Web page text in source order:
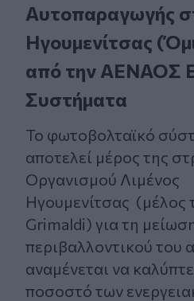
Αυτοπαραγωγής
Ηγουμενίτσας
από την ΑΕΝΑΟΣ
Συστήματα
Το φωτοβολταϊκό
αποτελεί μέρος της
Οργανισμού Λιμένος
Ηγουμενίτσας (μέλος
Grimaldi) για τη
περιβαλλοντικού του
αναμένεται να
ποσοστό των